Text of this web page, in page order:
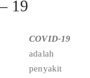
19
COVID-19
adalah
penyakit